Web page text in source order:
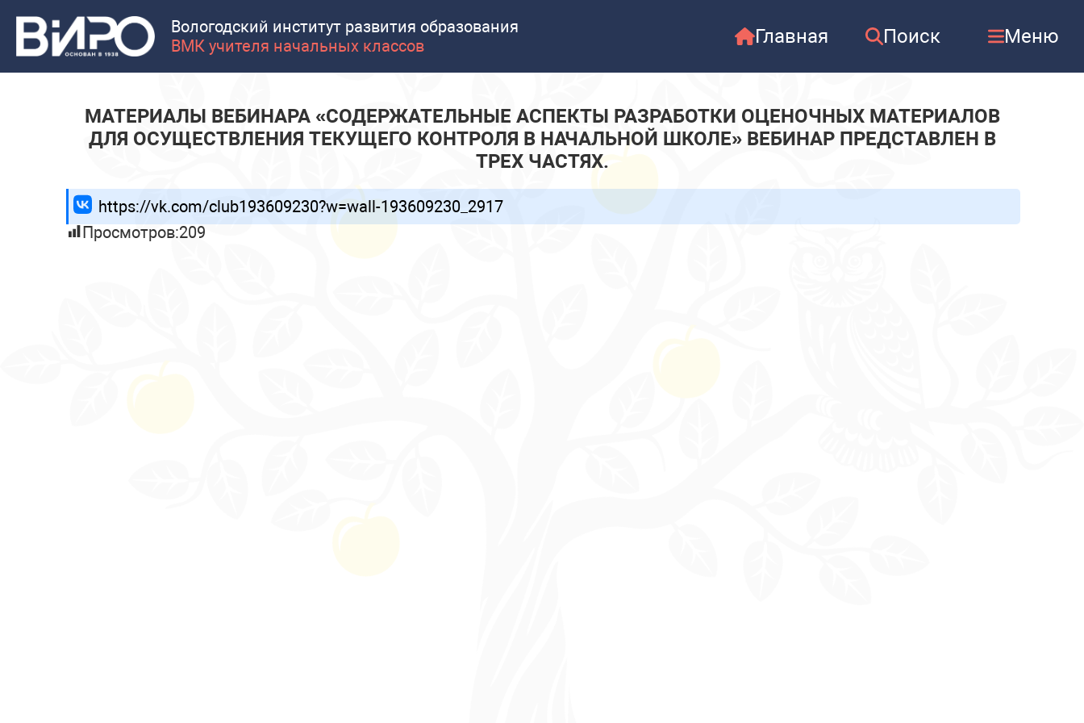
Вологодский институт развития образования
ВМК учителя начальных классов
Главная Поиск Меню
МАТЕРИАЛЫ ВЕБИНАРА «СОДЕРЖАТЕЛЬНЫЕ АСПЕКТЫ РАЗРАБОТКИ ОЦЕНОЧНЫХ МАТЕРИАЛОВ
ДЛЯ ОСУЩЕСТВЛЕНИЯ ТЕКУЩЕГО КОНТРОЛЯ В НАЧАЛЬНОЙ ШКОЛЕ» ВЕБИНАР ПРЕДСТАВЛЕН В
ТРЕХ ЧАСТЯХ.
https://vk.com/club193609230?w=wall-193609230_2917
Просмотров:209